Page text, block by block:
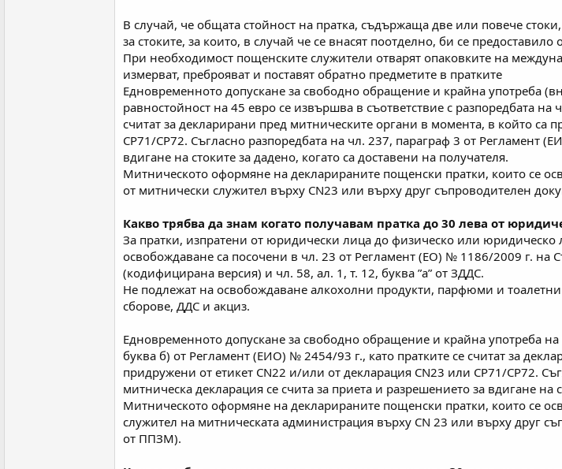
В случай, че общата стойност на пратка, съдържаща две или повече
за стоките, за които, в случай че се внасят поотделно, би се
При необходимост пощенските служители отварят опаковките на
измерват, преброяват и поставят обратно предметите в пратките
Едновременното допускане за свободно обращение и крайна употреба
равностойност на 45 евро се извършва в съответствие с разпоредбата
считат за декларирани пред митническите органи в момента, в който са
СР71/СР72. Съгласно разпоредбата на чл. 237, параграф 3 от Регламент
вдигане на стоките за дадено, когато са доставени на получателя.
Митническото оформяне на декларираните пощенски пратки, които се
от митнически служител върху CN23 или върху друг съпроводителен
Какво трябва да знам когато получавам пратка до 30 лева от
За пратки, изпратени от юридически лица до физическо или
освобождаване са посочени в чл. 23 от Регламент (ЕО) № 1186/2009 г. на
(кодифицирана версия) и чл. 58, ал. 1, т. 12, буква ”а” от ЗДДС.
Не подлежат на освобождаване алкохолни продукти, парфюми и
сборове, ДДС и акциз.
Едновременното допускане за свободно обращение и крайна употреба
буква б) от Регламент (ЕИО) № 2454/93 г., като пратките се считат за
придружени от етикет СN22 и/или от декларация СN23 или СР71/СР72.
митническа декларация се счита за приета и разрешението за вдигане на
Митническото оформяне на декларираните пощенски пратки, които се
служител на митническата администрация върху CN 23 или върху друг
от ППЗМ).